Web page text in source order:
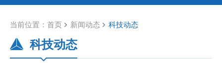
当前位置： 首页 新闻动态 科技动态
科技动态